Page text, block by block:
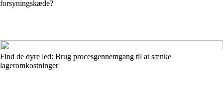
forsyningskæde?
Find de dyre led: Brug procesgennemgang til at sænke
lageromkostninger